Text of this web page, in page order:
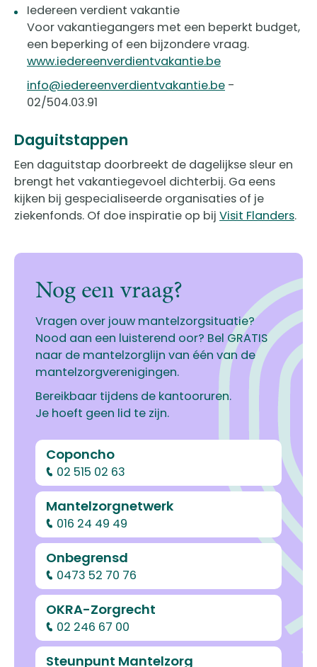
Iedereen verdient vakantie
Voor vakantiegangers met een beperkt budget,
een beperking of een bijzondere vraag.
www.iedereenverdientvakantie.be
info@iedereenverdientvakantie.be -
02/504.03.91
Daguitstappen
Een daguitstap doorbreekt de dagelijkse sleur en
brengt het vakantiegevoel dichterbij. Ga eens
kijken bij gespecialiseerde organisaties of je
ziekenfonds. Of doe inspiratie op bij Visit Flanders.
Nog een vraag?
Vragen over jouw mantelzorgsituatie?
Nood aan een luisterend oor? Bel GRATIS
naar de mantelzorglijn van één van de
mantelzorgverenigingen.
Bereikbaar tijdens de kantooruren.
Je hoeft geen lid te zijn.
Coponcho
02 515 02 63
Mantelzorgnetwerk
016 24 49 49
Onbegrensd
0473 52 70 76
OKRA-Zorgrecht
02 246 67 00
Steunpunt Mantelzorg